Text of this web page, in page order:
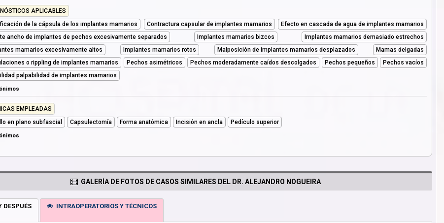
APLICABLES
de la cápsula de los implantes mamarios
Contractura capsular de implantes mamarios
Efecto en cascada de agua de implantes mamarios
ancho de implantes de pechos excesivamente separados
Implantes mamarios bizcos
Implantes mamarios demasiado estrechos
mamarios excesivamente altos
Implantes mamarios rotos Malposición de implantes mamarios desplazados
Mamas delgadas
o rippling de implantes mamarios
Pechos asimétricos Pechos moderadamente caídos descolgados Pechos pequeños
Pechos vacíos
palpabilidad de implantes mamarios
EMPLEADAS
en plano subfascial
Capsulectomía Forma anatómica Incisión en ancla
Pedículo superior
GALERÍA DE FOTOS DE CASOS SIMILARES DEL DR. ALEJANDRO NOGUEIRA
INTRAOPERATORIOS Y TÉCNICOS